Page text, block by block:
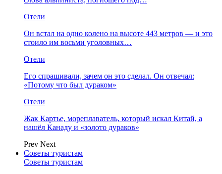
Отели
Он встал на одно колено на высоте 443 метров — и это
стоило им восьми уголовных…
Отели
Его спрашивали, зачем он это сделал. Он отвечал:
«Потому что был дураком»
Отели
Жак Картье, мореплаватель, который искал Китай, а
нашёл Канаду и «золото дураков»
Prev Next
Советы туристам
Советы туристам